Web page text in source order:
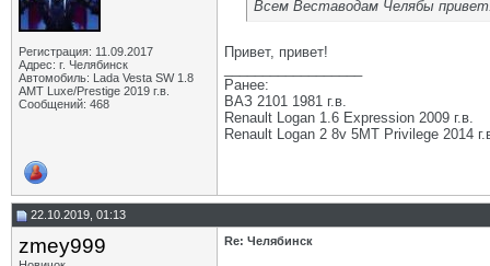
Регистрация: 11.09.2017
Адрес: г. Челябинск
Автомобиль: Lada Vesta SW 1.8
АМТ Luxe/Prestige 2019 г.в.
Сообщений: 468
Всем Веставодам Челябы
Привет, привет!
Ранее:
ВАЗ 2101 1981 г.в.
Renault Logan 1.6 Expression 2009 г.в.
Renault Logan 2 8v 5МТ Privilege 2014
22.10.2019, 01:13
zmey999 Re: Челябинск